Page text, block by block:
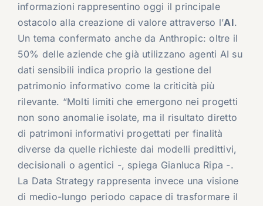
informazioni rappresentino oggi il principale
ostacolo alla creazione di valore attraverso l’AI.
Un tema confermato anche da Anthropic: oltre il
50% delle aziende che già utilizzano agenti AI su
dati sensibili indica proprio la gestione del
patrimonio informativo come la criticità più
rilevante. “Molti limiti che emergono nei progetti
non sono anomalie isolate, ma il risultato diretto
di patrimoni informativi progettati per finalità
diverse da quelle richieste dai modelli predittivi,
decisionali o agentici -, spiega Gianluca Ripa -.
La Data Strategy rappresenta invece una visione
di medio-lungo periodo capace di trasformare il